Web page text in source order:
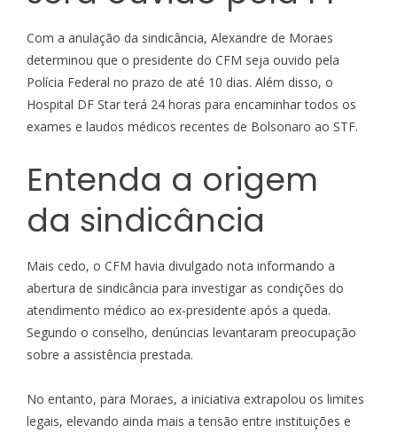
Com a anulação da sindicância, Alexandre de Moraes
determinou que o presidente do CFM seja ouvido pela
Polícia Federal no prazo de até 10 dias. Além disso, o
Hospital DF Star terá 24 horas para encaminhar todos os
exames e laudos médicos recentes de Bolsonaro ao STF.
Entenda a origem
da sindicância
Mais cedo, o CFM havia divulgado nota informando a
abertura de sindicância para investigar as condições do
atendimento médico ao ex-presidente após a queda.
Segundo o conselho, denúncias levantaram preocupação
sobre a assistência prestada.
No entanto, para Moraes, a iniciativa extrapolou os limites
legais, elevando ainda mais a tensão entre instituições e